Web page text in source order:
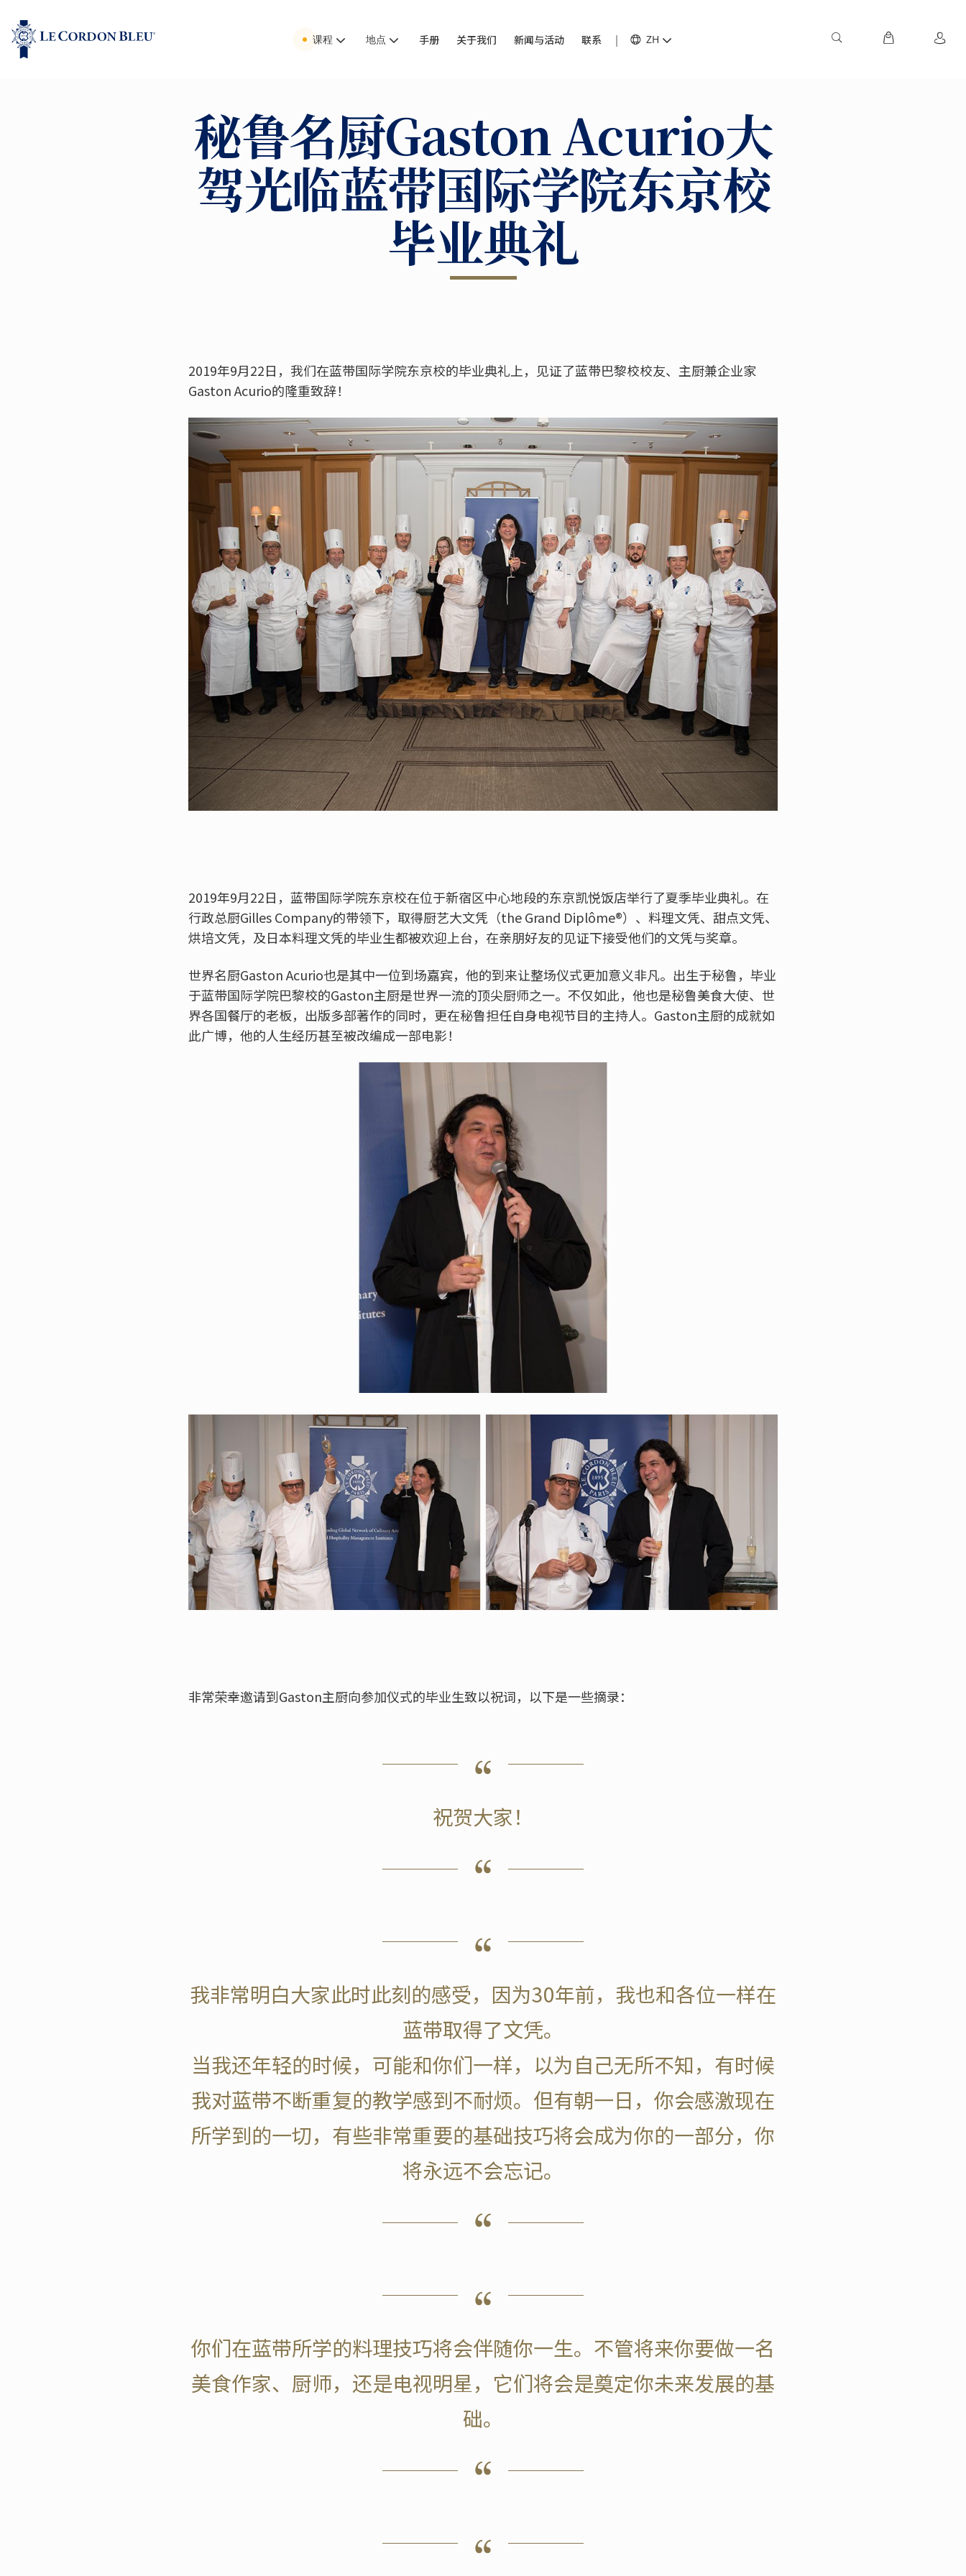
课程 地点 手册 关于我们 新闻与活动 联系 ZH
秘鲁名厨Gaston Acurio大
驾光临蓝带国际学院东京校
毕业典礼
2019年9月22日，我们在蓝带国际学院东京校的毕业典礼上，见证了蓝带巴黎校校友、主厨兼企业家
Gaston Acurio的隆重致辞！
2019年9月22日，蓝带国际学院东京校在位于新宿区中心地段的东京凯悦饭店举行了夏季毕业典礼。在
行政总厨Gilles Company的带领下，取得厨艺大文凭（the Grand Diplôme®）、料理文凭、甜点文凭、
烘培文凭，及日本料理文凭的毕业生都被欢迎上台，在亲朋好友的见证下接受他们的文凭与奖章。
世界名厨Gaston Acurio也是其中一位到场嘉宾，他的到来让整场仪式更加意义非凡。出生于秘鲁，毕业
于蓝带国际学院巴黎校的Gaston主厨是世界一流的顶尖厨师之一。不仅如此，他也是秘鲁美食大使、世
界各国餐厅的老板，出版多部著作的同时，更在秘鲁担任自身电视节目的主持人。Gaston主厨的成就如
此广博，他的人生经历甚至被改编成一部电影！
非常荣幸邀请到Gaston主厨向参加仪式的毕业生致以祝词，以下是一些摘录：
祝贺大家！
我非常明白大家此时此刻的感受，因为30年前，我也和各位一样在
蓝带取得了文凭。
当我还年轻的时候，可能和你们一样，以为自己无所不知，有时候
我对蓝带不断重复的教学感到不耐烦。但有朝一日，你会感激现在
所学到的一切，有些非常重要的基础技巧将会成为你的一部分，你
将永远不会忘记。
你们在蓝带所学的料理技巧将会伴随你一生。不管将来你要做一名
美食作家、厨师，还是电视明星，它们将会是奠定你未来发展的基
础。